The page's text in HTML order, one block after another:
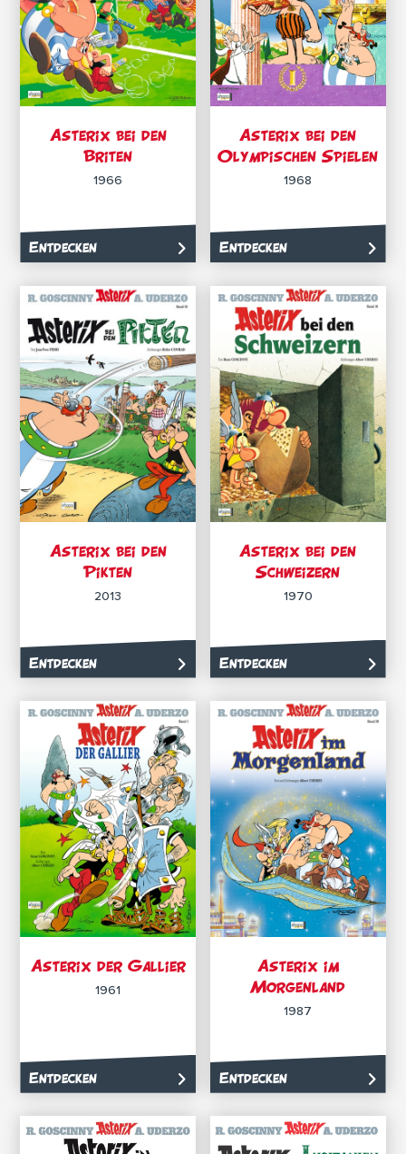
Asterix bei den
Briten
1966
Entdecken
Asterix bei den
Olympischen Spielen
1968
Entdecken
Asterix bei den
Pikten
2013
Entdecken
Asterix bei den
Schweizern
1970
Entdecken
Asterix der Gallier
1961
Entdecken
Asterix im
Morgenland
1987
Entdecken